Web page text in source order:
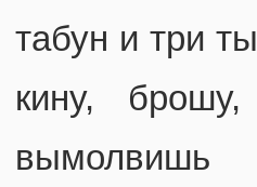
табун и три
кину,